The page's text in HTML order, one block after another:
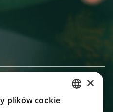
×
plików cookie